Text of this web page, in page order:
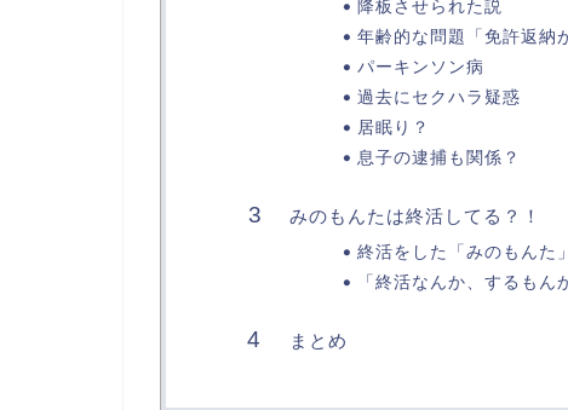
降板させられた説
年齢的な問題「免許返納
パーキンソン病
過去にセクハラ疑惑
居眠り？
息子の逮捕も関係？
みのもんたは終活してる？！
終活をした「みのもんた」
「終活なんか、するもん
まとめ